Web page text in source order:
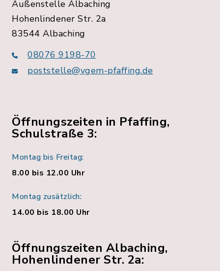
Außenstelle Albaching
Hohenlindener Str. 2a
83544 Albaching
08076 9198-70
poststelle@vgem-pfaffing.de
Öffnungszeiten in Pfaffing,
Schulstraße 3:
Montag bis Freitag:
8.00 bis 12.00 Uhr
Montag zusätzlich:
14.00 bis 18.00 Uhr
Öffnungszeiten Albaching,
Hohenlindener Str. 2a: